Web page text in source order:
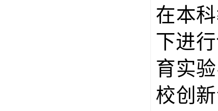
在本
下进
育实
校创